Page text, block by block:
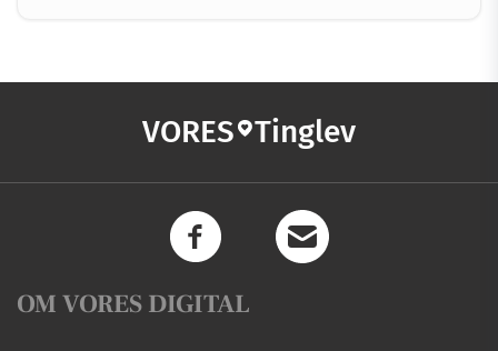
VORES Tinglev
OM VORES DIGITAL